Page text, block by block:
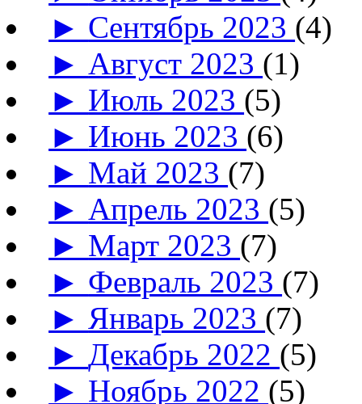
► Сентябрь 2023 (4)
► Август 2023 (1)
► Июль 2023 (5)
► Июнь 2023 (6)
► Май 2023 (7)
► Апрель 2023 (5)
► Март 2023 (7)
► Февраль 2023 (7)
► Январь 2023 (7)
►Декабрь 2022 (5)
► Ноябрь 2022 (5)